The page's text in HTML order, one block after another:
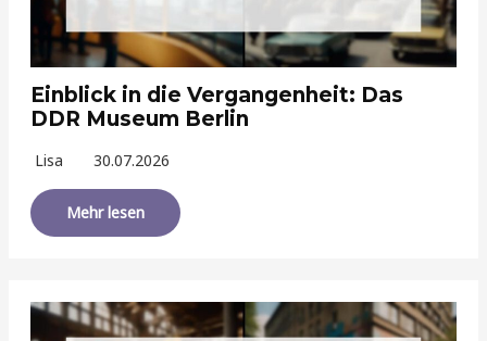
Einblick in die Vergangenheit: Das
DDR Museum Berlin
Lisa 30.07.2026
Mehr lesen